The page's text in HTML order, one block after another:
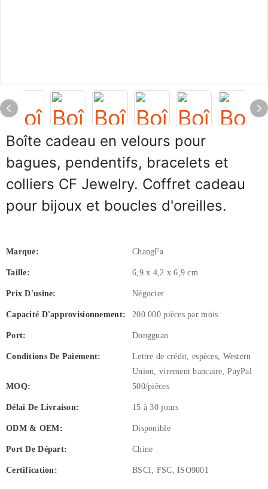
Boîte cadeau en velours pour
bagues, pendentifs, bracelets et
colliers CF Jewelry. Coffret cadeau
pour bijoux et boucles d'oreilles.
Marque: ChangFa
Taille: 6,9 x 4,2 x 6,9 cm
Prix ​​d'usine: Négocier
Capacité D'approvisionnement: 200 000 pièces par mois
Port: Dongguan
Conditions De Paiement:
Lettre de crédit, espèces, Western
Union, virement bancaire, PayPal
MOQ:
500/pièces
Délai De Livraison: 15 à 30 jours
ODM & OEM: Disponible
Port De Départ: Chine
Certification: BSCI, FSC, ISO9001